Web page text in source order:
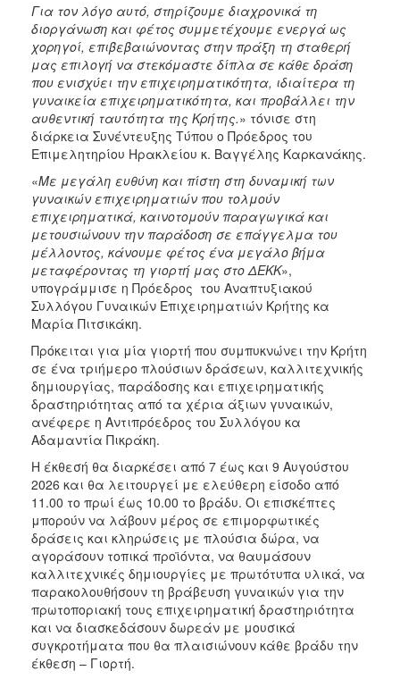
Για τον λόγο αυτό, στηρίζουμε διαχρονικά τη
διοργάνωση και φέτος συμμετέχουμε ενεργά ως
χορηγοί, επιβεβαιώνοντας στην πράξη τη σταθερή
μας επιλογή να στεκόμαστε δίπλα σε κάθε δράση
που ενισχύει την επιχειρηματικότητα, ιδιαίτερα τη
γυναικεία επιχειρηματικότητα, και προβάλλει την
αυθεντική ταυτότητα της Κρήτης.» τόνισε στη
διάρκεια Συνέντευξης Τύπου ο Πρόεδρος του
Επιμελητηρίου Ηρακλείου κ. Βαγγέλης Καρκανάκης.
«Με μεγάλη ευθύνη και πίστη στη δυναμική των
γυναικών επιχειρηματιών που τολμούν
επιχειρηματικά, καινοτομούν παραγωγικά και
μετουσιώνουν την παράδοση σε επάγγελμα του
μέλλοντος, κάνουμε φέτος ένα μεγάλο βήμα
μεταφέροντας τη γιορτή μας στο ΔΕΚΚ»,
υπογράμμισε η Πρόεδρος του Αναπτυξιακού
Συλλόγου Γυναικών Επιχειρηματιών Κρήτης κα
Μαρία Πιτσικάκη.
Πρόκειται για μία γιορτή που συμπυκνώνει την Κρήτη
σε ένα τριήμερο πλούσιων δράσεων, καλλιτεχνικής
δημιουργίας, παράδοσης και επιχειρηματικής
δραστηριότητας από τα χέρια άξιων γυναικών,
ανέφερε η Αντιπρόεδρος του Συλλόγου κα
Αδαμαντία Πικράκη.
Η έκθεσή θα διαρκέσει από 7 έως και 9 Αυγούστου
2026 και θα λειτουργεί με ελεύθερη είσοδο από
11.00 το πρωί έως 10.00 το βράδυ. Οι επισκέπτες
μπορούν να λάβουν μέρος σε επιμορφωτικές
δράσεις και κληρώσεις με πλούσια δώρα, να
αγοράσουν τοπικά προϊόντα, να θαυμάσουν
καλλιτεχνικές δημιουργίες με πρωτότυπα υλικά, να
παρακολουθήσουν τη βράβευση γυναικών για την
πρωτοποριακή τους επιχειρηματική δραστηριότητα
και να διασκεδάσουν δωρεάν με μουσικά
συγκροτήματα που θα πλαισιώνουν κάθε βράδυ την
έκθεση – Γιορτή.